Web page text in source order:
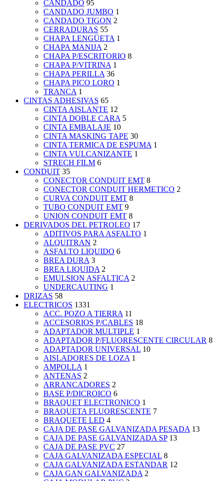
CANDADO 95
CANDADO JUMBO 1
CANDADO TIGON 2
CERRADURAS 55
CHAPA LENGÜETA 1
CHAPA MANIJA 2
CHAPA P/ESCRITORIO 8
CHAPA P/VITRINA 1
CHAPA PERILLA 36
CHAPA PICO LORO 1
TRANCA 1
CINTAS ADHESIVAS 65
CINTA AISLANTE 12
CINTA DOBLE CARA 5
CINTA EMBALAJE 10
CINTA MASKING TAPE 30
CINTA TERMICA DE ESPUMA 1
CINTA VULCANIZANTE 1
STRECH FILM 6
CONDUIT 35
CONECTOR CONDUIT EMT 8
CONECTOR CONDUIT HERMETICO 2
CURVA CONDUIT EMT 8
TUBO CONDUIT EMT 9
UNION CONDUIT EMT 8
DERIVADOS DEL PETROLEO 17
ADITIVOS PARA ASFALTO 1
ALQUITRAN 2
ASFALTO LIQUIDO 6
BREA DURA 3
BREA LIQUIDA 2
EMULSION ASFALTICA 2
UNDERCAUTING 1
DRIZAS 58
ELECTRICOS 1331
ACC. POZO A TIERRA 11
ACCESORIOS P/CABLES 18
ADAPTADOR MULTIPLE 1
ADAPTADOR P/FLUORESCENTE CIRCULAR 8
ADAPTADOR UNIVERSAL 10
AISLADORES DE LOZA 1
AMPOLLA 1
ANTENAS 2
ARRANCADORES 2
BASE P/DICROICO 6
BRAQUET ELECTRONICO 1
BRAQUETA FLUORESCENTE 7
BRAQUETE LED 4
CAJA DE PASE GALVANIZADA PESADA 13
CAJA DE PASE GALVANIZADA SP 13
CAJA DE PASE PVC 27
CAJA GALVANIZADA ESPECIAL 8
CAJA GALVANIZADA ESTANDAR 12
CAJA GAN GALVANIZADA 2